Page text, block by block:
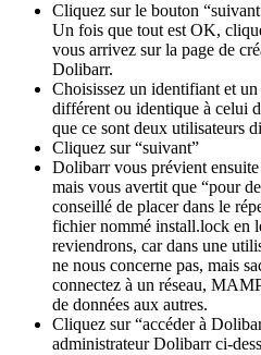
Cliquez sur le bouton
Un fois que tout est OK,
vous arrivez sur la page de
Dolibarr.
Choisissez un identifiant et
différent ou identique à celui
que ce sont deux utilisateurs
Cliquez sur “suivant”
Dolibarr vous prévient
mais vous avertit que “pour
conseillé de placer dans le
fichier nommé install.lock en
reviendrons, car dans une
ne nous concerne pas, mais
connectez à un réseau,
de données aux autres.
Cliquez sur “accéder à
administrateur Dolibarr ci-